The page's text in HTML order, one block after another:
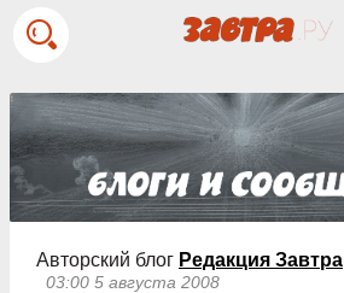
Авторский блог Редакция Завтра
03:00 5 августа 2008